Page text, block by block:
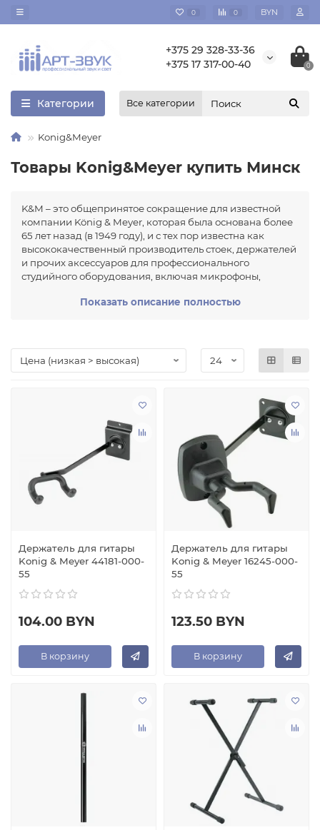
0 0 BYN
+375 29 328-33-36
+375 17 317-00-40
0
Категории Все категории
Konig&Meyer
Товары Konig&Meyer купить Минск
K&M – это общепринятое сокращение для известной
компании König & Meyer, которая была основана более
65 лет назад (в 1949 году), и с тех пор известна как
высококачественный производитель стоек, держателей
и прочих аксессуаров для профессионального
студийного оборудования, включая микрофоны,
многие части продуктов у компании есть патенты, не
три сотни человек, изготавливая не только сами стойки
и держатели, но и практически все металлические и
оборудовании. Полный ассортимент K&M превышает
1500 наименований, и все они продаются более чем в
80 стран мира. В нашем каталоге вы найдете часть этого
богатого ассортимента, и можете быть уверены в
качестве: всё сделано в Германии.
Показать описание полностью
Держатель для гитары
Konig & Meyer 44181-000-
55
104.00 BYN
В корзину
Держатель для гитары
Konig & Meyer 16245-000-
55
123.50 BYN
В корзину